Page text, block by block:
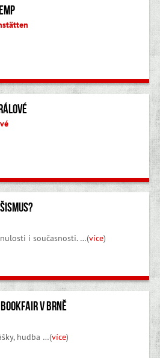
i současnosti. …(více)